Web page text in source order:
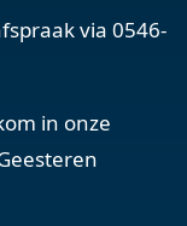
via 0546-
in onze